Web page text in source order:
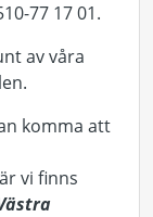
77 17 01.
av våra
komma att
vi finns